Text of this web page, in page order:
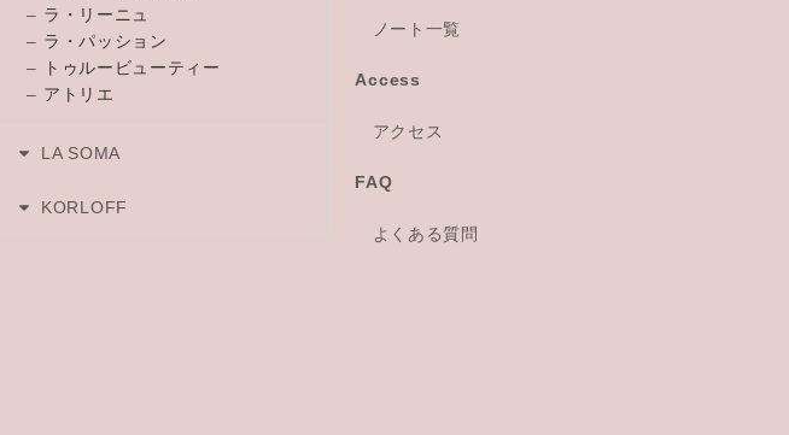
– ラ・リーニュ
– ラ・パッション
–
トゥルービューティー
– アトリエ
LA SOMA
KORLOFF
ノート一覧
Access
アクセス
FAQ
よくある質問